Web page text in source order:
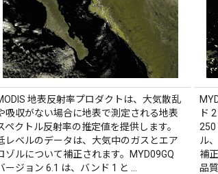
地表反射率プロダクトは、大気散乱
吸収がない場合に地表で測定される地表
ペクトル反射率の推定値を提供します。
レベルのデータは、大気中のガスとエア
ゾルについて補正されます。MYD09GQ
ージョン 6.1 は、バンド 1 と …
ド
250
ル
補
品